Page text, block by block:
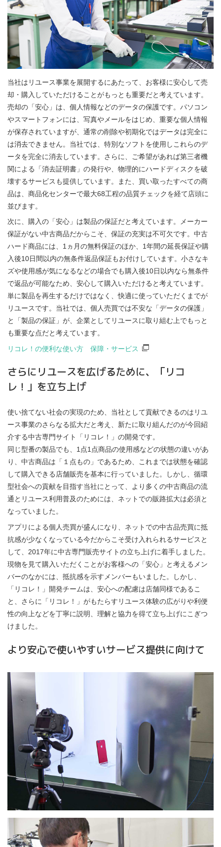
当社はリユース事業を展開するにあたって、お客様に安心して売
却・購入していただけることがもっとも重要だと考えています。
売却の「安心」は、個人情報などのデータの保護です。パソコン
やスマートフォンには、写真やメールをはじめ、重要な個人情報
が保存されていますが、通常の削除や初期化ではデータは完全に
は消去できません。当社では、特別なソフトを使用しこれらのデ
ータを完全に消去しています。さらに、ご希望があれば第三者機
関による「消去証明書」の発行や、物理的にハードディスクを破
壊するサービスも提供しています。また、買い取ったすべての商
品は、商品化センターで最大68工程の品質チェックを経て店頭に
並びます。
次に、購入の「安心」は製品の保証だと考えています。メーカー
保証がない中古商品だからこそ、保証の充実は不可欠です。中古
ハード商品には、1ヵ月の無料保証のほか、1年間の延長保証や購
入後10日間以内の無条件返品保証もお付けしています。小さなキ
ズや使用感が気になるなどの場合でも購入後10日以内なら無条件
で返品が可能なため、安心して購入いただけると考えています。
単に製品を再生するだけではなく、快適に使っていただくまでが
リユースです。当社では、個人売買では不安な「データの保護」
と「製品の保証」が、企業としてリユースに取り組む上でもっと
も重要な点だと考えています。
リコレ！の便利な使い方 保障・サービス
さらにリユースを広げるために、「リコ
レ！」を立ち上げ
使い捨てない社会の実現のため、当社として貢献できるのはリユ
ース事業のさらなる拡大だと考え、新たに取り組んだのが今回紹
介する中古専門サイト「リコレ！」の開発です。
同じ型番の製品でも、1点1点商品の使用感などの状態の違いがあ
り、中古商品は「１点もの」であるため、これまでは状態を確認
して購入できる店舗販売を基本に行っていました。しかし、循環
型社会への貢献を目指す当社にとって、より多くの中古商品の流
通とリユース利用普及のためには、ネットでの販路拡大は必須と
なっていました。
アプリによる個人売買が盛んになり、ネットでの中古品売買に抵
抗感が少なくなっている今だからこそ受け入れられるサービスと
して、2017年に中古専門販売サイトの立ち上げに着手しました。
現物を見て購入いただくことがお客様への「安心」と考えるメン
バーのなかには、抵抗感を示すメンバーもいました。しかし、
「リコレ！」開発チームは、安心への配慮は店舗同様であるこ
と、さらに「リコレ！」がもたらすリユース体験の広がりや利便
性の向上などを丁寧に説明、理解と協力を得て立ち上げにこぎつ
けました。
より安心で使いやすいサービス提供に向けて